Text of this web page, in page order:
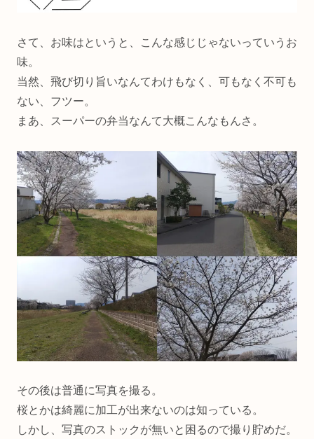
さて、お味はというと、こんな感じじゃないっていうお
味。
当然、飛び切り旨いなんてわけもなく、可もなく不可も
ない、フツー。
まあ、スーパーの弁当なんて大概こんなもんさ。
その後は普通に写真を撮る。
桜とかは綺麗に加工が出来ないのは知っている。
しかし、写真のストックが無いと困るので撮り貯めだ。